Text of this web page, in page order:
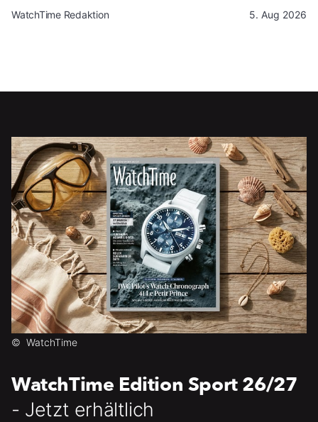
WatchTime Redaktion 5. Aug 2026
© WatchTime
WatchTime Edition Sport 26/27
- Jetzt erhältlich